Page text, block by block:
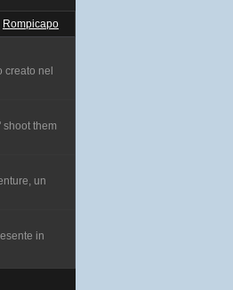
Rompicapo
creato nel
shoot them
un
in